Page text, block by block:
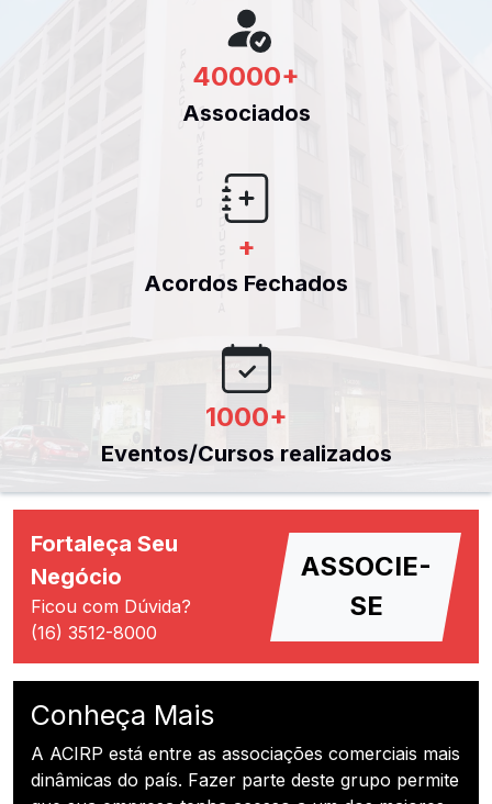
40000+
Associados
+
Acordos Fechados
1000+
Eventos/Cursos realizados
Fortaleça Seu
Negócio
Ficou com Dúvida?
(16) 3512-8000
ASSOCIE-
SE
Conheça Mais
A ACIRP está entre as associações comerciais mais
dinâmicas do país. Fazer parte deste grupo permite